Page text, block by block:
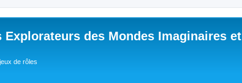
Explorateurs des Mondes Imaginaires et
de rôles